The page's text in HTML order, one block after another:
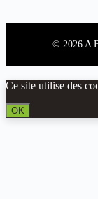
© 2026 A
Ce site utilise des
OK